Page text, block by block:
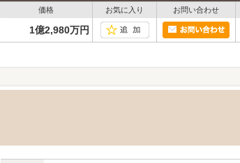
価格 お気に入り お問い合わせ
1億2,980万円